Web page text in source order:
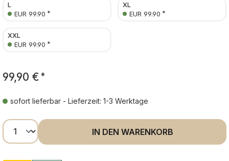
L
EUR 99.90 *
XL
EUR 99.90 *
XXL
EUR 99.90 *
99,90 € *
sofort lieferbar - Lieferzeit: 1-3 Werktage
Produkt Anzahl: Gib den gewünschten
IN DEN WARENKORB